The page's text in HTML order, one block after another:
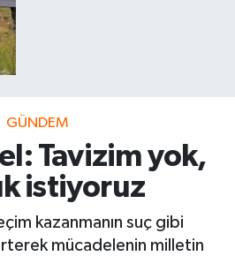
GÜNDEM
Tavizim yok,
istiyoruz
kazanmanın suç gibi
mücadelenin milletin